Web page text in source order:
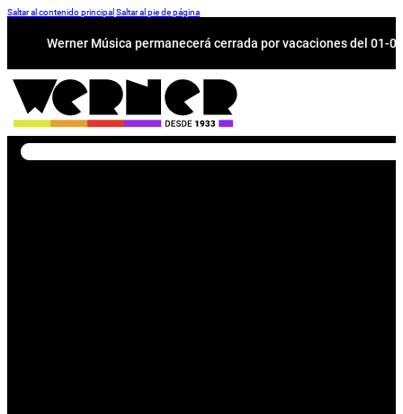
Saltar al contenido principal Saltar al pie de página
Werner Música permanecerá cerrada por vacaciones del 01-
Buscar